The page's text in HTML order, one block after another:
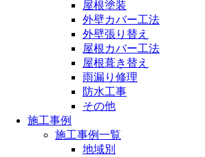
屋根塗装
外壁カバー工法
外壁張り替え
屋根カバー工法
屋根葺き替え
雨漏り修理
防水工事
その他
施工事例
施工事例一覧
地域別